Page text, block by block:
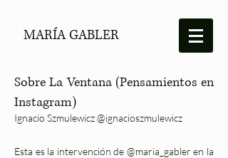
MARÍA GABLER
Sobre La Ventana (Pensamientos en
Instagram)
Ignacio Szmulewicz @ignacioszmulewicz
Esta es la intervención de @maria_gabler en la